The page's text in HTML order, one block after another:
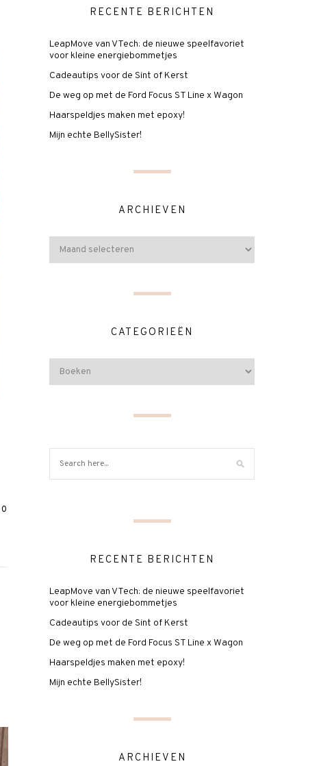
0
RECENTE BERICHTEN
LeapMove van VTech: de nieuwe speelfavoriet
voor kleine energiebommetjes
Cadeautips voor de Sint of Kerst
De weg op met de Ford Focus ST Line x Wagon
Haarspeldjes maken met epoxy!
Mijn echte BellySister!
ARCHIEVEN
CATEGORIEËN
RECENTE BERICHTEN
LeapMove van VTech: de nieuwe speelfavoriet
voor kleine energiebommetjes
Cadeautips voor de Sint of Kerst
De weg op met de Ford Focus ST Line x Wagon
Haarspeldjes maken met epoxy!
Mijn echte BellySister!
ARCHIEVEN